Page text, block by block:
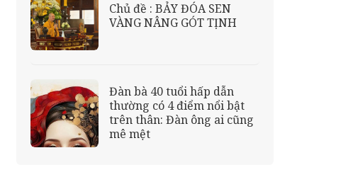
Chủ đề : BẢY ĐÓA SEN
VÀNG NÂNG GÓT TỊNH
Đàn bà 40 tuổi hấp dẫn
thường có 4 điểm nổi bật
trên thân: Đàn ông ai cũng
mê mệt